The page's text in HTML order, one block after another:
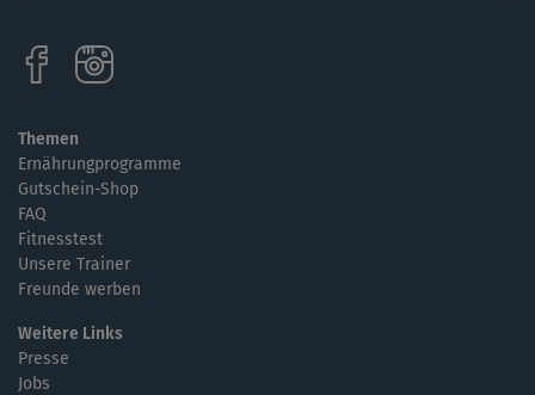
Themen
Ernährungprogramme
Gutschein-Shop
FAQ
Fitnesstest
Unsere Trainer
Freunde werben
Weitere Links
Presse
Jobs